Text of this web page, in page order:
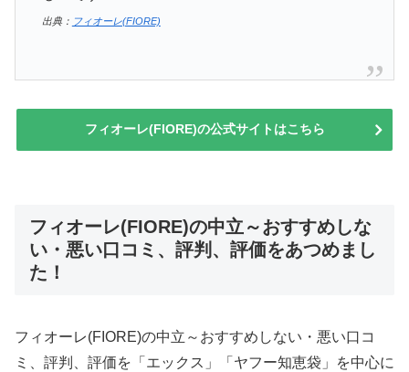
出典： フィオーレ(FIORE)
フィオーレ(FIORE)の公式サイトはこちら
フィオーレ(FIORE)の中立～おすすめしな
い・悪い口コミ、評判、評価をあつめまし
た！
フィオーレ(FIORE)の中立～おすすめしない・悪い口コ
ミ、評判、評価を「エックス」「ヤフー知恵袋」を中心に